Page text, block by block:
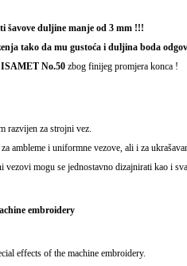
šavove duljine manje od 3 mm !!!
tako da mu gustoća i duljina boda
ISAMET No.50zbog finijeg promjera konca !
razvijen za strojni vez.
ambleme i uniformne vezove, ali i za
vezovi mogu se jednostavno dizajnirati kao i
embroidery
effects of the machine embroidery.